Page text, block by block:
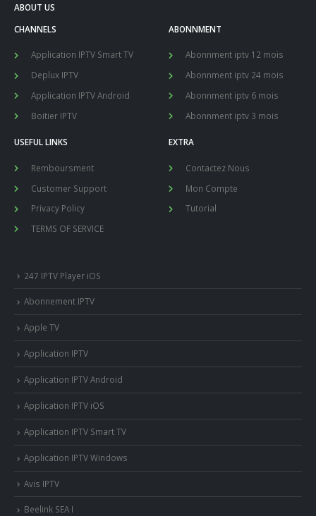
ABOUT US
CHANNELS
Application IPTV Smart TV
Deplux IPTV
Application IPTV Android
Boitier IPTV
ABONNMENT
Abonnment iptv 12 mois
Abonnment iptv 24 mois
Abonnment iptv 6 mois
Abonnment iptv 3 mois
USEFUL LINKS
Remboursment
Customer Support
Privacy Policy
TERMS OF SERVICE
EXTRA
Contactez Nous
Mon Compte
Tutorial
247 IPTV Player iOS
Abonnement IPTV
Apple TV
Application IPTV
Application IPTV Android
Application IPTV iOS
Application IPTV Smart TV
Application IPTV Windows
Avis IPTV
Beelink SEA I